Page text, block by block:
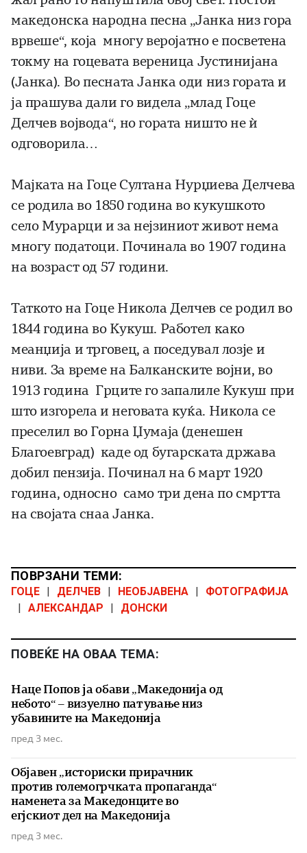
македонска народна песна „Јанка низ гора
врвеше“, која многу веројатно е посветена
токму на гоцевата вереница Јустинијана
(Јанка). Во песната Јанка оди низ гората и
ја прашува дали го видела „млад Гоце
Делчев војвода“, но гората ништо не ѝ
одговорила…
Мајката на Гоце Султана Нурџиева Делчева
се родила во 1850 година во кукушкото
село Мурарци и за нејзиниот живот нема
многу податоци. Починала во 1907 година
на возраст од 57 години.
Таткото на Гоце Никола Делчев се родил во
1844 година во Кукуш. Работел како
меанџија и трговец, а поседувал лозје и
ниви. За време на Балканските војни, во
1913 година Грците го запалиле Кукуш при
што изгорела и неговата куќа. Никола се
преселил во Горна Џумаја (денешен
Благоевград) каде од бугарската држава
добил пензија. Починал на 6 март 1920
година, односно само три дена по смртта
на својата снаа Јанка.
ПОВРЗАНИ ТЕМИ:
ГОЦЕ ДЕЛЧЕВ НЕОБЈАВЕНА
ФОТОГРАФИЈА
АЛЕКСАНДАР ДОНСКИ
ПОВЕЌЕ НА ОВАА ТЕМА:
Наце Попов ја обави „Македонија од
небото“ – визуелно патување низ
убавините на Македонија
пред 3 мес.
Објавен „историски прирачник
против големогрчката пропаганда“
наменета за Македонците во
егјскиот дел на Македонија
пред 3 мес.